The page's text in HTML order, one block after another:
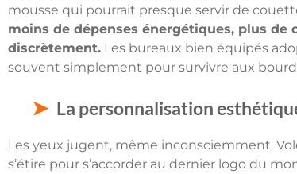
mousse qui pourrait presque servir de
moins de dépenses énergétiques, plus de
discrètement. Les bureaux bien équipés
souvent simplement pour survivre aux
La personnalisation
Les yeux jugent, même inconsciemment.
s’étire pour s’accorder au dernier logo du